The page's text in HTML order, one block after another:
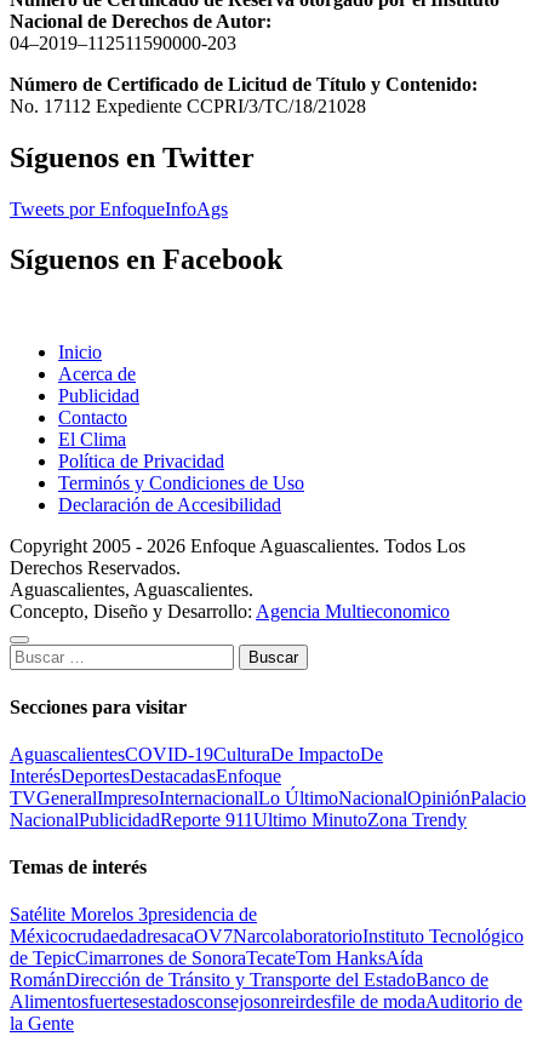
Nacional de Derechos de Autor:
04–2019–112511590000-203
Número de Certificado de Licitud de Título y Contenido:
No. 17112 Expediente CCPRI/3/TC/18/21028
Síguenos en Twitter
Tweets por EnfoqueInfoAgs
Síguenos en Facebook
Inicio
Acerca de
Publicidad
Contacto
El Clima
Política de Privacidad
Terminós y Condiciones de Uso
Declaración de Accesibilidad
Copyright 2005 - 2026 Enfoque Aguascalientes. Todos Los
Derechos Reservados.
Aguascalientes, Aguascalientes.
Concepto, Diseño y Desarrollo: Agencia Multieconomico
Buscar:
Secciones para visitar
AguascalientesCOVID-19CulturaDe ImpactoDe
InterésDeportesDestacadasEnfoque
TVGeneralImpresoInternacionalLo ÚltimoNacionalOpiniónPalacio
NacionalPublicidadReporte 911Ultimo MinutoZona Trendy
Temas de interés
Satélite Morelos 3presidencia de
MéxicocrudaedadresacaOV7NarcolaboratorioInstituto Tecnológico
de TepicCimarrones de SonoraTecateTom HanksAída
RománDirección de Tránsito y Transporte del EstadoBanco de
Alimentosfuertesestadosconsejosonreirdesfile de modaAuditorio de
la Gente